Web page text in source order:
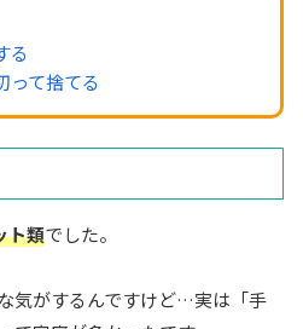
る
って捨てる
ト類でした。
気がするんですけど…実は「手